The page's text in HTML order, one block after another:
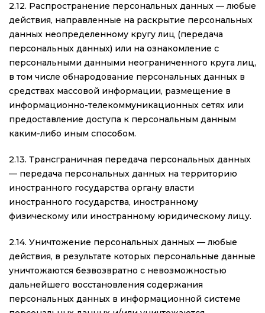
2.12. Распространение персональных данных — любые
действия, направленные на раскрытие персональных
данных неопределенному кругу лиц (передача
персональных данных) или на ознакомление с
персональными данными неограниченного круга лиц,
в том числе обнародование персональных данных в
средствах массовой информации, размещение в
информационно-телекоммуникационных сетях или
предоставление доступа к персональным данным
каким-либо иным способом.
2.13. Трансграничная передача персональных данных
— передача персональных данных на территорию
иностранного государства органу власти
иностранного государства, иностранному
физическому или иностранному юридическому лицу.
2.14. Уничтожение персональных данных — любые
действия, в результате которых персональные данные
уничтожаются безвозвратно с невозможностью
дальнейшего восстановления содержания
персональных данных в информационной системе